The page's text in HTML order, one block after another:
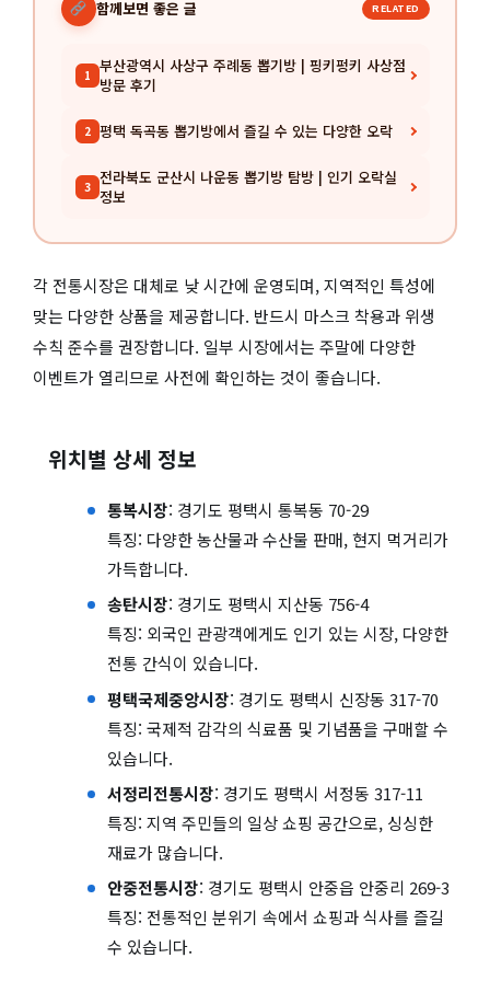
함께보면 좋은 글 RELATED
1 부산광역시 사상구 주례동 뽑기방 | 핑키펑키 사상점
방문 후기
2 평택 독곡동 뽑기방에서 즐길 수 있는 다양한 오락
3 전라북도 군산시 나운동 뽑기방 탐방 | 인기 오락실
정보
각 전통시장은 대체로 낮 시간에 운영되며, 지역적인 특성에
맞는 다양한 상품을 제공합니다. 반드시 마스크 착용과 위생
수칙 준수를 권장합니다. 일부 시장에서는 주말에 다양한
이벤트가 열리므로 사전에 확인하는 것이 좋습니다.
위치별 상세 정보
통복시장: 경기도 평택시 통복동 70-29
특징: 다양한 농산물과 수산물 판매, 현지 먹거리가
가득합니다.
송탄시장: 경기도 평택시 지산동 756-4
특징: 외국인 관광객에게도 인기 있는 시장, 다양한
전통 간식이 있습니다.
평택국제중앙시장: 경기도 평택시 신장동 317-70
특징: 국제적 감각의 식료품 및 기념품을 구매할 수
있습니다.
서정리전통시장: 경기도 평택시 서정동 317-11
특징: 지역 주민들의 일상 쇼핑 공간으로, 싱싱한
재료가 많습니다.
안중전통시장: 경기도 평택시 안중읍 안중리 269-3
특징: 전통적인 분위기 속에서 쇼핑과 식사를 즐길
수 있습니다.